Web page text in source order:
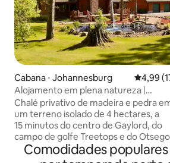
Cabana ⋅ Johannesburg 4,99 de
4,99
Alojamento em plena natureza |
4 hectares | Banheira de
| Grupos
Chalé privativo de madeira e pedra
um terreno isolado de 4 hectares, a
15 minutos do centro de Gaylord, do
campo de golfe Treetops e do Otsego
Resort e suas pistas de esqui. Ideal para
grupos, convidados de casamento,
Comodidades